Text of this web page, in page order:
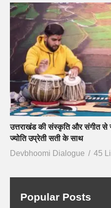
उत्तराखंड की संस्कृति और संगीत से
ज्योति उप्रेती सती के साथ
Devbhoomi Dialogue
45
Popular Posts